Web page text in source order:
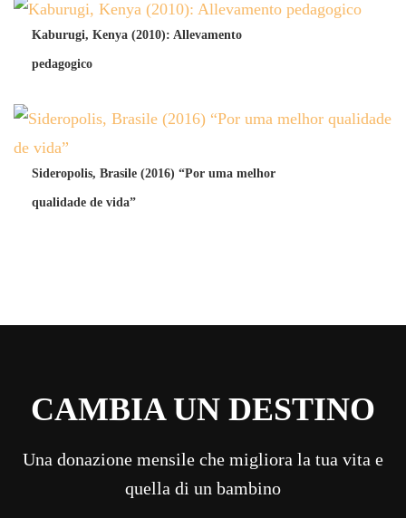
Kaburugi, Kenya (2010): Allevamento
pedagogico
Sideropolis, Brasile (2016) “Por uma melhor
qualidade de vida”
CAMBIA UN DESTINO
Una donazione mensile che migliora la tua vita e
quella di un bambino